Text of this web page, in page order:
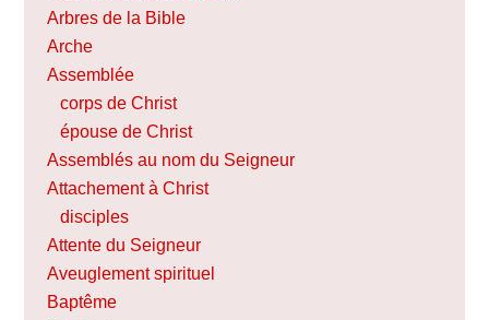
Arbres de la Bible
Arche
Assemblée
corps de Christ
épouse de Christ
Assemblés au nom du Seigneur
Attachement à Christ
disciples
Attente du Seigneur
Aveuglement spirituel
Baptême